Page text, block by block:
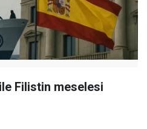
Filistin meselesi